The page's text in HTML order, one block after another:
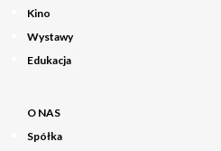
Kino
Wystawy
Edukacja
O NAS
Spółka